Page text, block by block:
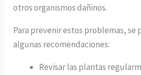
otros organismos dañinos.
Para prevenir estos problemas, se
algunas recomendaciones:
Revisar las plantas